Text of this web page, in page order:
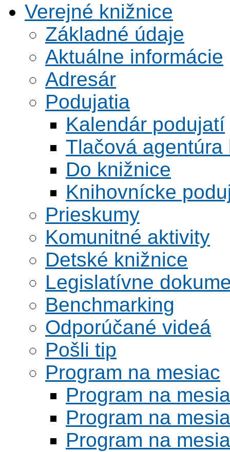
Verejné knižnice
Základné údaje
Aktuálne informácie
Adresár
Podujatia
Kalendár podujatí
Tlačová agentúra
Do knižnice
Knihovnícke
Prieskumy
Komunitné aktivity
Detské knižnice
Legislatívne
Benchmarking
Odporúčané videá
Pošli tip
Program na mesiac
Program na
Program na
Program na